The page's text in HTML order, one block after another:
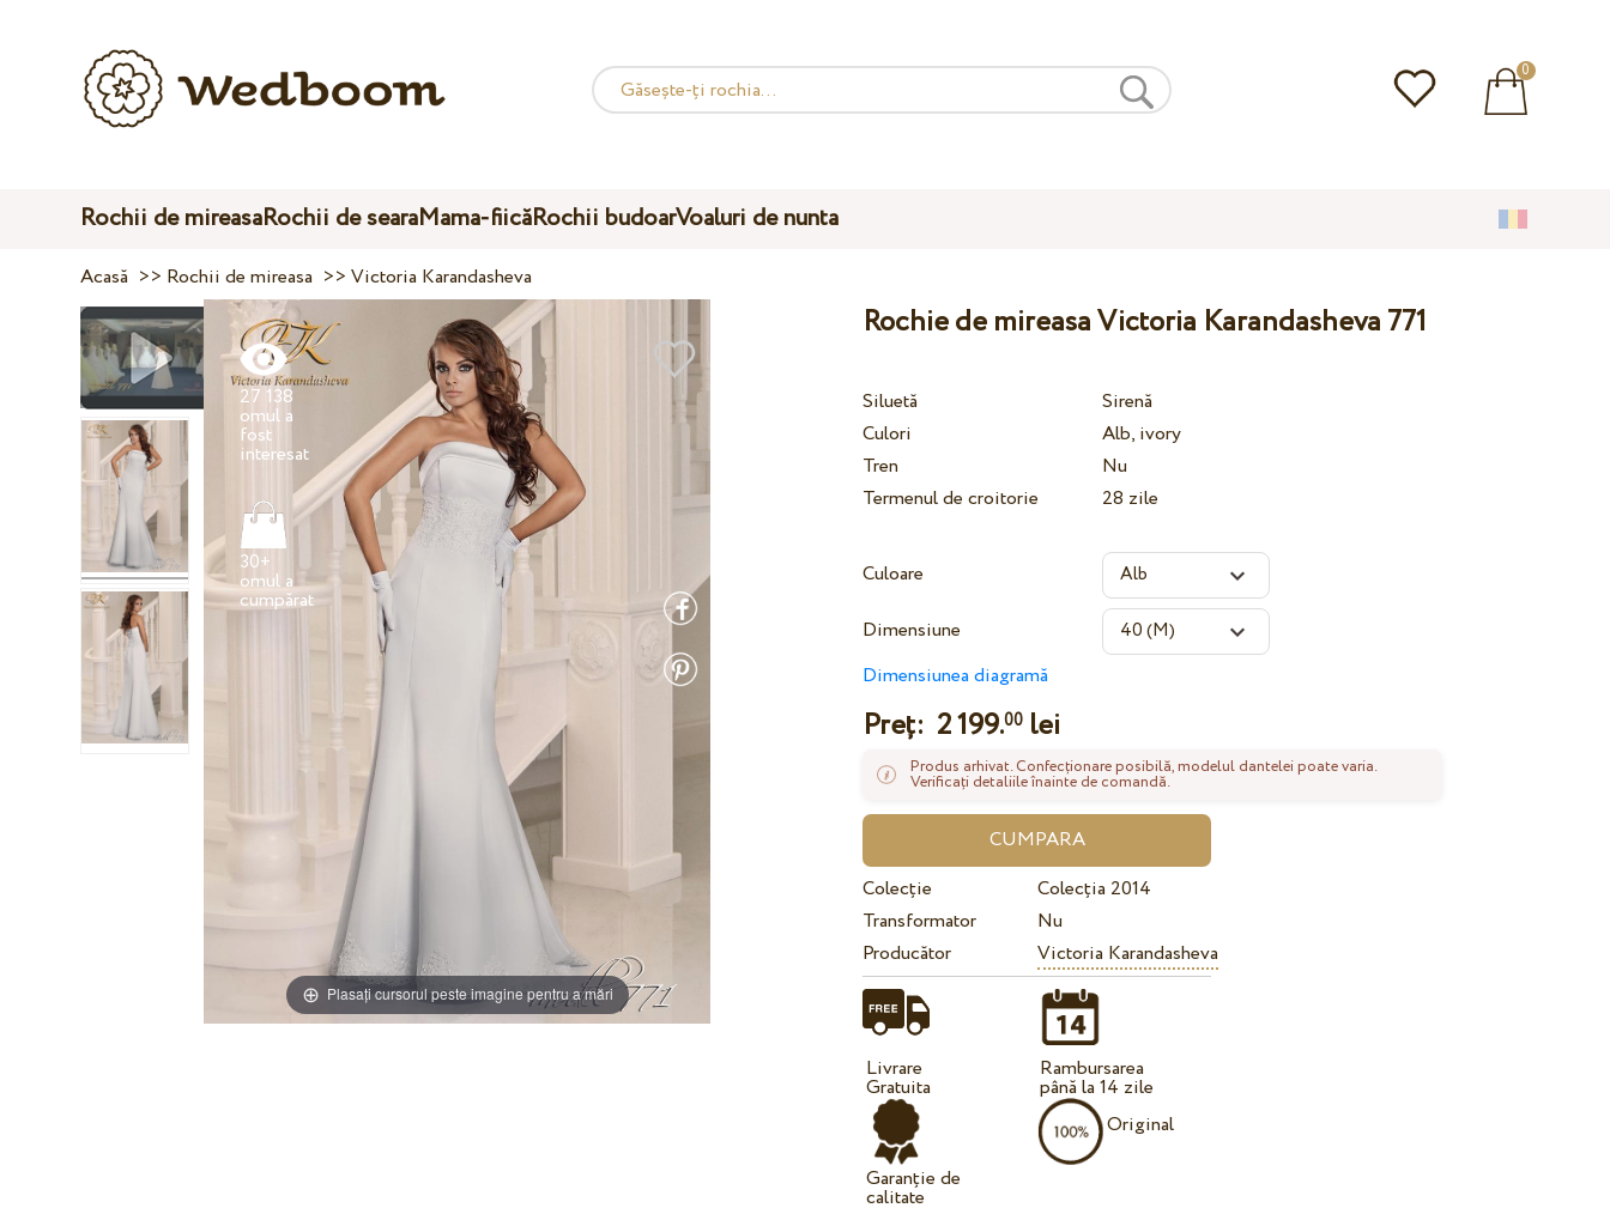
0
Rochii de mireasaRochii de searaMama-fiicăRochii budoarVoaluri de nunta
Acasă >> Rochii de mireasa >>Victoria Karandasheva
Plasați cursorul peste imagine pentru a mări
27 138
omul a
fost
30+
omul a
Rochie de mireasa Victoria Karandasheva 771
Siluetă
Sirenă
Culori
Alb, ivory
Tren
Nu
Termenul de croitorie
28 zile
Culoare
Dimensiune
Dimensiunea diagramă
Preț: 2 199.00 lei
Produs arhivat. Confecționare posibilă, modelul dantelei poate varia.
Verificați detaliile înainte de comandă.
Colecție
Colecția 2014
Transformator
Nu
Producător
Victoria Karandasheva
Livrare
Gratuita
Garanție de
calitate
Rambursarea
până la 14 zile
Original